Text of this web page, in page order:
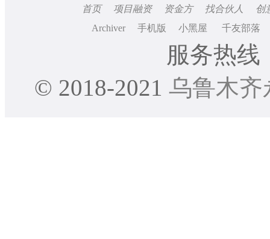
首页 项目融资 资金方 找合伙人
创
Archiver
手机版 小黑屋 千友部落
服务热线
© 2018-2021 乌鲁木齐